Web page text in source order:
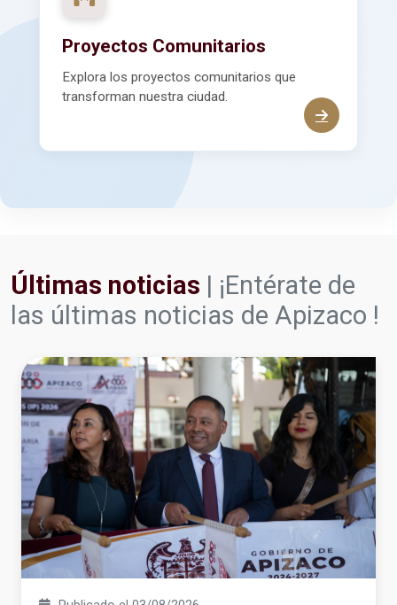
Proyectos Comunitarios
Explora los proyectos comunitarios que
transforman nuestra ciudad.
Últimas noticias | ¡Entérate de
las últimas noticias de Apizaco !